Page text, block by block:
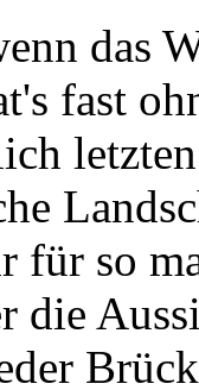
fast
für so
die
Lake,